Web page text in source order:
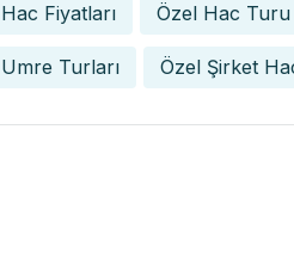
Fiyatları Özel Hac Turu
Turları Özel Şirket